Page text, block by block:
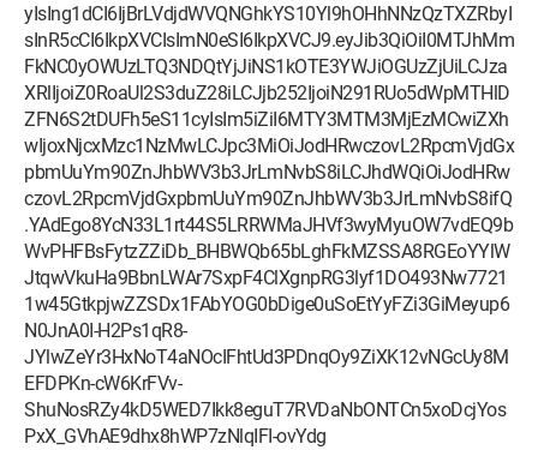
yIsIng1dCI6IjBrLVdjdWVQNGhkYS10Yl9hOHhNNzQzTXZRbyI
sInR5cCI6IkpXVCIsImN0eSI6IkpXVCJ9.eyJib3QiOiI0MTJhMm
FkNC0yOWUzLTQ3NDQtYjJiNS1kOTE3YWJiOGUzZjUiLCJza
XRlIjoiZ0RoaUl2S3duZ28iLCJjb252IjoiN291RUo5dWpMTHlD
ZFN6S2tDUFh5eS11cyIsIm5iZiI6MTY3MTM3MjEzMCwiZXh
wIjoxNjcxMzc1NzMwLCJpc3MiOiJodHRwczovL2RpcmVjdGx
pbmUuYm90ZnJhbWV3b3JrLmNvbS8iLCJhdWQiOiJodHRw
czovL2RpcmVjdGxpbmUuYm90ZnJhbWV3b3JrLmNvbS8ifQ
.YAdEgo8YcN33L1rt44S5LRRWMaJHVf3wyMyuOW7vdEQ9b
WvPHFBsFytzZZiDb_BHBWQb65bLghFkMZSSA8RGEoYYlW
JtqwVkuHa9BbnLWAr7SxpF4ClXgnpRG3lyf1DO493Nw7721
1w45GtkpjwZZSDx1FAbYOG0bDige0uSoEtYyFZi3GiMeyup6
N0JnA0I-H2Ps1qR8-
JYlwZeYr3HxNoT4aNOcIFhtUd3PDnqOy9ZiXK12vNGcUy8M
EFDPKn-cW6KrFVv-
ShuNosRZy4kD5WED7Ikk8eguT7RVDaNbONTCn5xoDcjYos
PxX_GVhAE9dhx8hWP7zNlqIFI-ovYdg